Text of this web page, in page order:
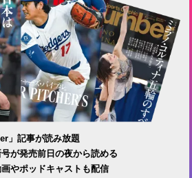
」記事が読み放題
が発売前日の夜から読める
やポッドキャストも配信